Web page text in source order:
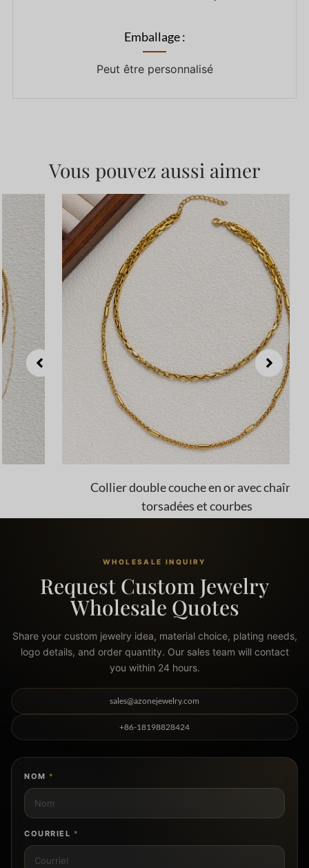
Emballage :
Peut être personnalisé
Vous pouvez aussi aimer
Collier double couche en or avec chaînes
torsadées et courbes
WHOLESALE INQUIRY
Request Custom Jewelry
Wholesale Quotes
Share your custom jewelry idea, material choice, plating needs,
logo details, and order quantity. Our sales team will contact
you within 24 hours.
sales@azonejewelry.com
+86-18198828424
NOM
COURRIEL